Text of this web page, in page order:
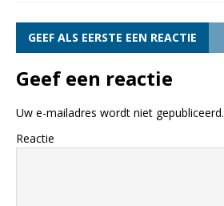
GEEF ALS EERSTE EEN REACTIE
Geef een reactie
Uw e-mailadres wordt niet gepubliceerd.
Reactie